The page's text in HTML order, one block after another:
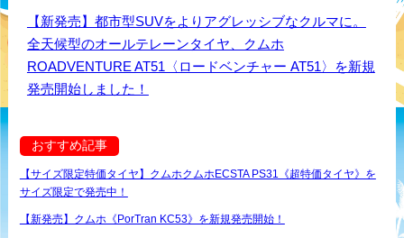
【新発売】都市型SUVをよりアグレッシブなクルマに。
全天候型のオールテレーンタイヤ、クムホ
ROADVENTURE AT51〈ロードベンチャー AT51〉を新規
発売開始しました！
おすすめ記事
【サイズ限定特価タイヤ】クムホクムホECSTA PS31《超特価タイヤ》を
サイズ限定で発売中！
【新発売】クムホ《PorTran KC53》を新規発売開始！